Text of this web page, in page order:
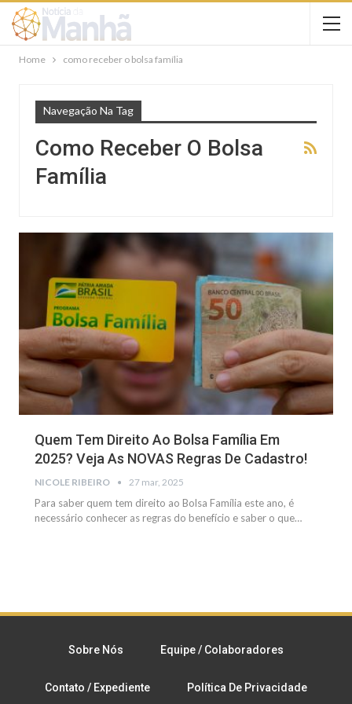
Home como receber o bolsa família
Navegação Na Tag
Como Receber O Bolsa
Família
Quem Tem Direito Ao Bolsa Família Em
2025? Veja As NOVAS Regras De Cadastro!
NICOLE RIBEIRO 27 mar, 2025
Para saber quem tem direito ao Bolsa Família este ano, é
necessário conhecer as regras do benefício e saber o que…
Sobre Nós Equipe / Colaboradores
Contato / Expediente Política De Privacidade